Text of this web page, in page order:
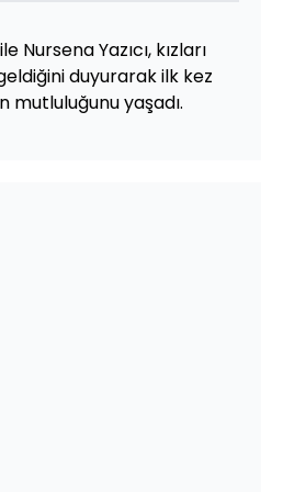
Nursena Yazıcı, kızları
duyurarak ilk kez
yaşadı.